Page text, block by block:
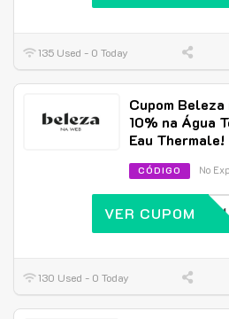
135 Used - 0 Today
Cupom Beleza
10% na Água
Eau Thermale!
CÓDIGO No
VER CUPOM
130 Used - 0 Today